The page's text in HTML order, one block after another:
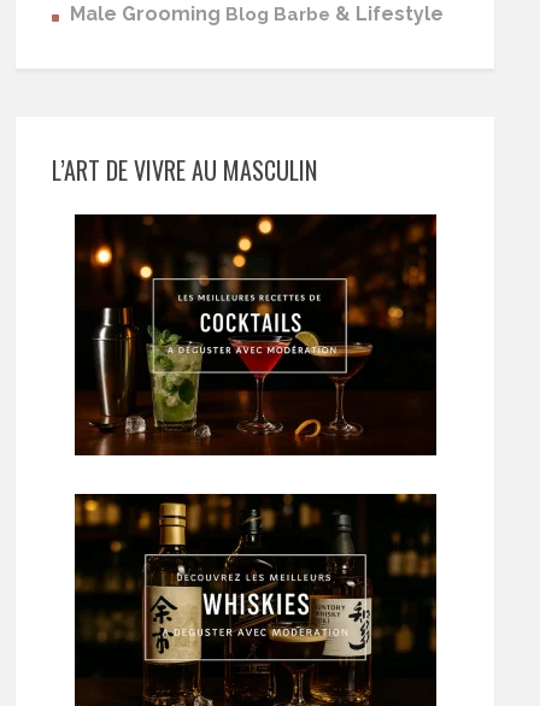
Male Grooming Blog Barbe & Lifestyle
L’ART DE VIVRE AU MASCULIN